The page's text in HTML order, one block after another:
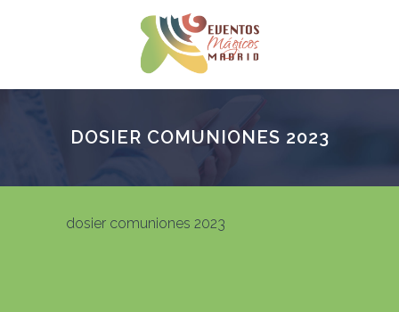
DOSIER COMUNIONES 2023
dosier comuniones 2023